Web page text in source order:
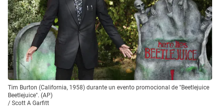
Tim Burton (California, 1958) durante un evento promocional de "Beetlejuice
Beetlejuice". (AP)
/ Scott A Garfitt